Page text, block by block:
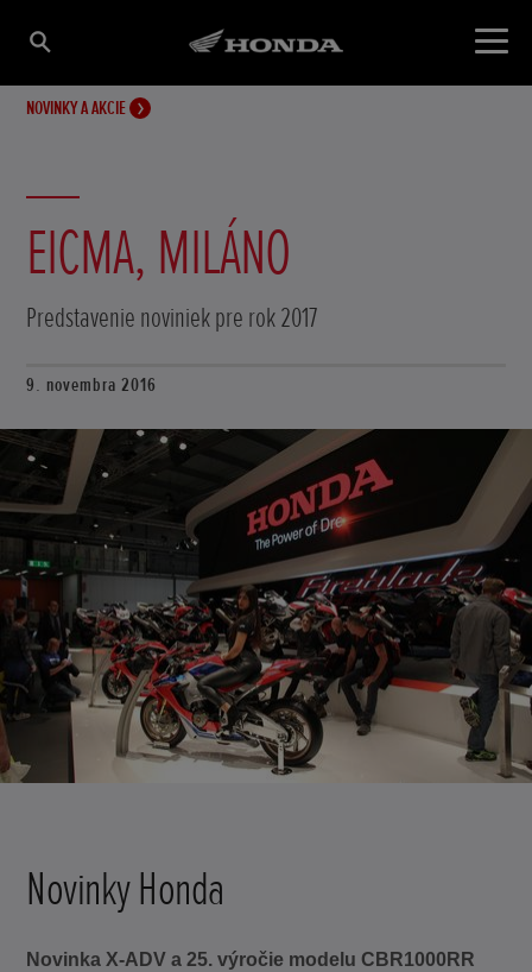
NOVINKY A AKCIE
EICMA, MILÁNO
Predstavenie noviniek pre rok 2017
9. novembra 2016
Novinky Honda
Novinka X-ADV a 25. výročie modelu CBR1000RR